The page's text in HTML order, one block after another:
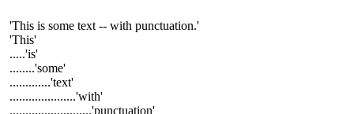
'This is some text -- with punctuation.'
'This'
.....'is'
........'some'
.............'text'
.....................'with'
..........................'punctuation'